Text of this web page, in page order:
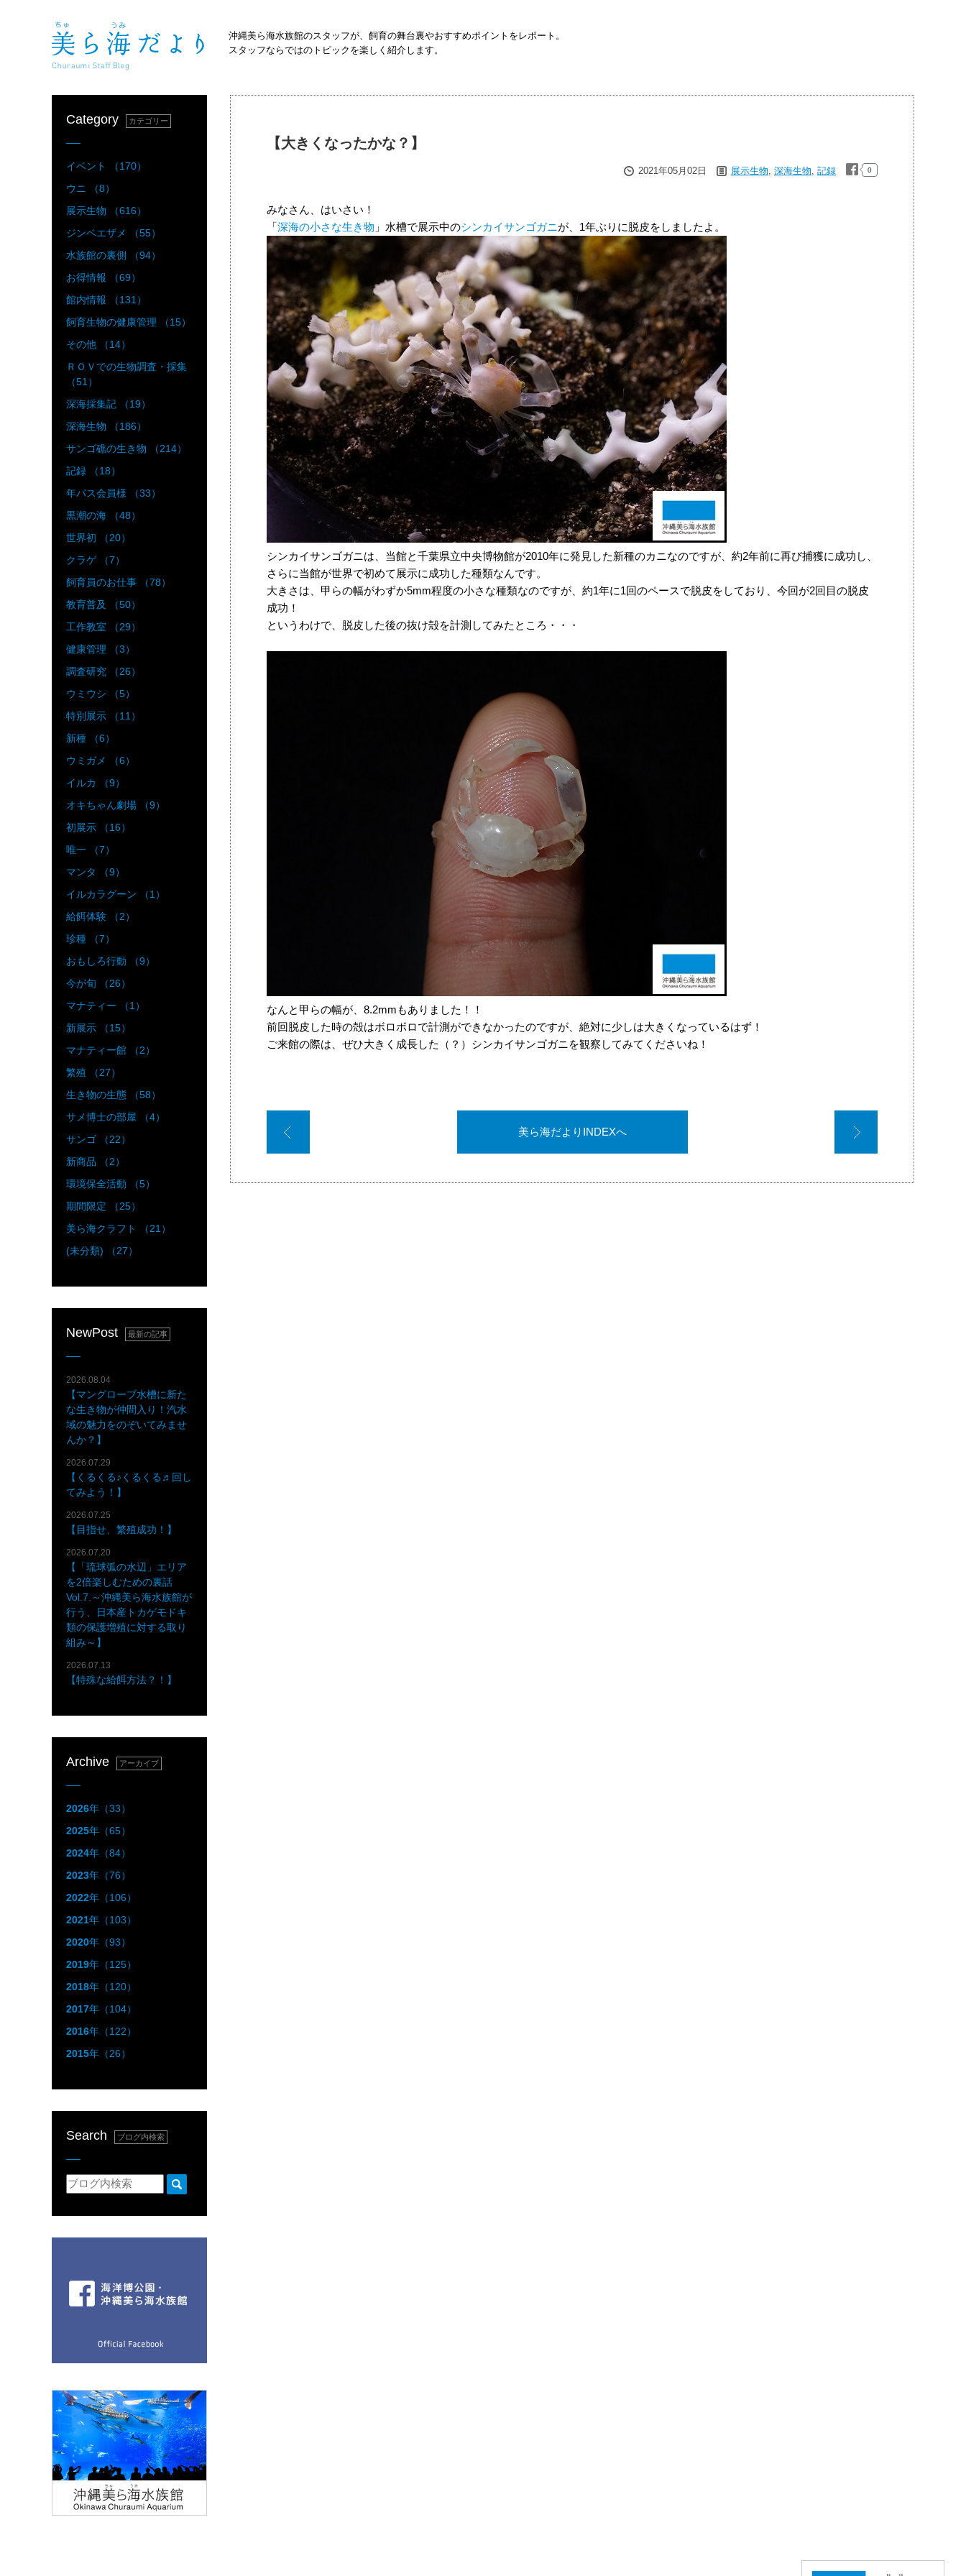
沖縄美ら海水族館のスタッフが、飼育の舞台裏やおすすめポイントをレポート。
スタッフならではのトピックを楽しく紹介します。
【大きくなったかな？】
2021年05月02日 展示生物, 深海生物, 記録 0
みなさん、はいさい！
「深海の小さな生き物 」水槽で展示中のシンカイサンゴガニが、1年ぶりに脱皮をしましたよ。
シンカイサンゴガニは、当館と千葉県立中央博物館が2010年に発見した新種のカニなのですが、約2年前に再び捕獲に成功し、
さらに当館が世界で初めて展示に成功した種類なんです。
大きさは、甲らの幅がわずか5mm程度の小さな種類なのですが、約1年に1回のペースで脱皮をしており、今回が2回目の脱皮
成功！
というわけで、脱皮した後の抜け殻を計測してみたところ・・・
なんと甲らの幅が、8.2mmもありました！！
前回脱皮した時の殻はボロボロで計測ができなかったのですが、絶対に少しは大きくなっているはず！
ご来館の際は、ぜひ大きく成長した（？）シンカイサンゴガニを観察してみてくださいね！
美ら海だよりINDEXへ
Category カテゴリー
イベント （170）
ウニ （8）
展示生物 （616）
ジンベエザメ （55）
水族館の裏側 （94）
お得情報 （69）
館内情報 （131）
飼育生物の健康管理 （15）
その他 （14）
ＲＯＶでの生物調査・採集
（51）
深海採集記 （19）
深海生物 （186）
サンゴ礁の生き物 （214）
記録 （18）
年パス会員様 （33）
黒潮の海 （48）
世界初 （20）
クラゲ （7）
飼育員のお仕事 （78）
教育普及 （50）
工作教室 （29）
健康管理 （3）
調査研究 （26）
ウミウシ （5）
特別展示 （11）
新種 （6）
ウミガメ （6）
イルカ （9）
オキちゃん劇場 （9）
初展示 （16）
唯一 （7）
マンタ （9）
イルカラグーン （1）
給餌体験 （2）
珍種 （7）
おもしろ行動 （9）
今が旬 （26）
マナティー （1）
新展示 （15）
マナティー館 （2）
繁殖 （27）
生き物の生態 （58）
サメ博士の部屋 （4）
サンゴ （22）
新商品 （2）
環境保全活動 （5）
期間限定 （25）
美ら海クラフト （21）
(未分類) （27）
NewPost 最新の記事
2026.08.04
【マングローブ水槽に新た
な生き物が仲間入り！汽水
域の魅力をのぞいてみませ
んか？】
2026.07.29
【くるくる♪くるくる♬回し
てみよう！】
2026.07.25
【目指せ、繁殖成功！】
2026.07.20
【「琉球弧の水辺」エリア
を2倍楽しむための裏話
Vol.7.～沖縄美ら海水族館が
行う、日本産トカゲモドキ
類の保護増殖に対する取り
組み～】
2026.07.13
【特殊な給餌方法？！】
Archive アーカイブ
2026年（33）
2025年（65）
2024年（84）
2023年（76）
2022年（106）
2021年（103）
2020年（93）
2019年（125）
2018年（120）
2017年（104）
2016年（122）
2015年（26）
Search ブログ内検索